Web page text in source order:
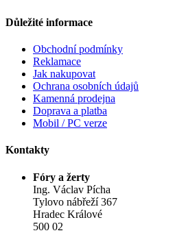
Důležité informace
Obchodní podmínky
Reklamace
Jak nakupovat
Ochrana osobních údajů
Kamenná prodejna
Doprava a platba
Mobil / PC verze
Kontakty
Fóry a žerty
Ing. Václav Pícha
Tylovo nábřeží 367
Hradec Králové
500 02